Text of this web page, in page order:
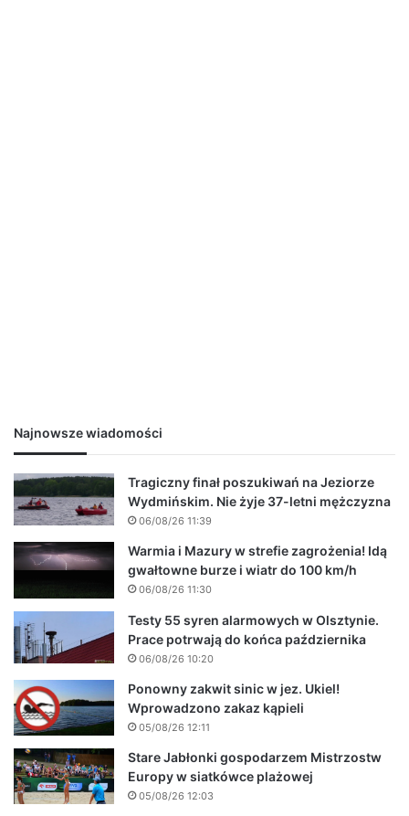
Najnowsze wiadomości
Tragiczny finał poszukiwań na Jeziorze
Wydmińskim. Nie żyje 37-letni mężczyzna
06/08/26 11:39
Warmia i Mazury w strefie zagrożenia! Idą
gwałtowne burze i wiatr do 100 km/h
06/08/26 11:30
Testy 55 syren alarmowych w Olsztynie.
Prace potrwają do końca października
06/08/26 10:20
Ponowny zakwit sinic w jez. Ukiel!
Wprowadzono zakaz kąpieli
05/08/26 12:11
Stare Jabłonki gospodarzem Mistrzostw
Europy w siatkówce plażowej
05/08/26 12:03